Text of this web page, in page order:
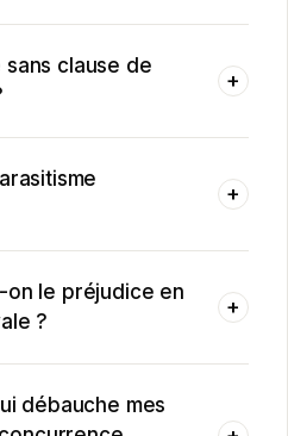
sans clause de
+
+
on le préjudice en
?
+
débauche mes